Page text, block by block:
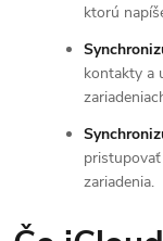
ktorú
kontakty a
zariadenia.